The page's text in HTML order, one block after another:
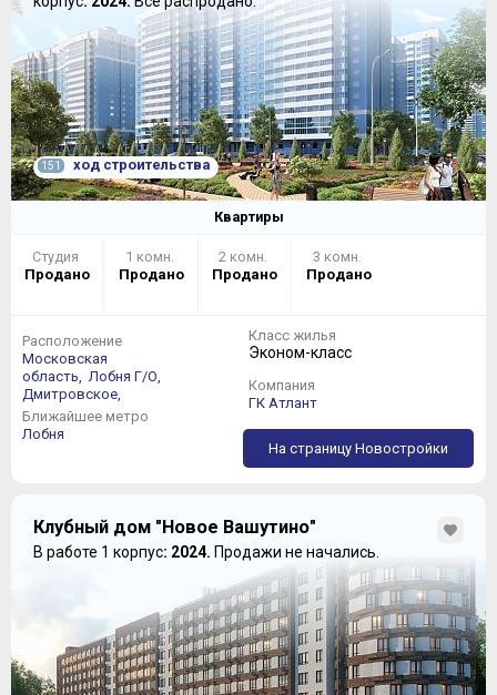
151 ход строительства
Квартиры
Студия
Продано
1 комн.
Продано
2 комн.
Продано
3 комн.
Продано
Расположение
Московская
область, Лобня Г/О,
Дмитровское,
Ближайшее метро
Лобня
Класс жилья
Эконом-класс
Компания
ГК Атлант
На страницу Новостройки
Клубный дом "Новое Вашутино"
В работе 1 корпус: 2024. Продажи не начались.